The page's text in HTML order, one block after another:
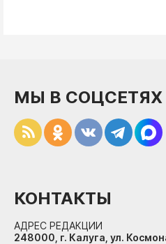
МЫ В СОЦСЕТЯХ
КОНТАКТЫ
АДРЕС РЕДАКЦИИ
248000, г. Калуга, ул.